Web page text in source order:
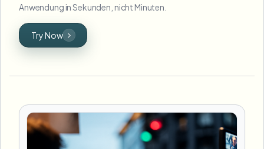
Anwendung in Sekunden, nicht Minuten.
Try Now